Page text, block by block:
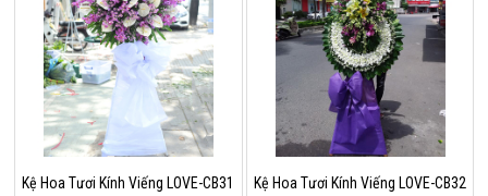
Kệ Hoa Tươi Kính Viếng LOVE-CB31 Kệ Hoa Tươi Kính Viếng LOVE-CB32